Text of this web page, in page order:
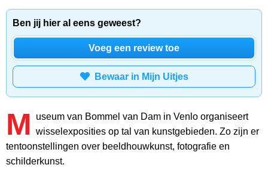
Ben jij hier al eens geweest?
Voeg een review toe
Bewaar in Mijn Uitjes
M
useum van Bommel van Dam in Venlo organiseert
wisselexposities op tal van kunstgebieden. Zo zijn er
tentoonstellingen over beeldhouwkunst, fotografie en
schilderkunst.